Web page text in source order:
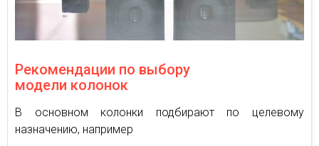
Рекомендации по выбору
модели колонок
В основном колонки подбирают по целевому
назначению, например